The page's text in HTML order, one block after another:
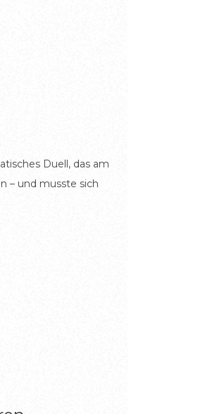
Duell, das am
– und musste sich